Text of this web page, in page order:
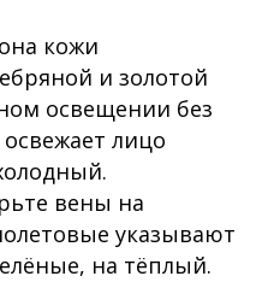
кожи
и золотой
освещении без
лицо
вены на
указывают
на тёплый.